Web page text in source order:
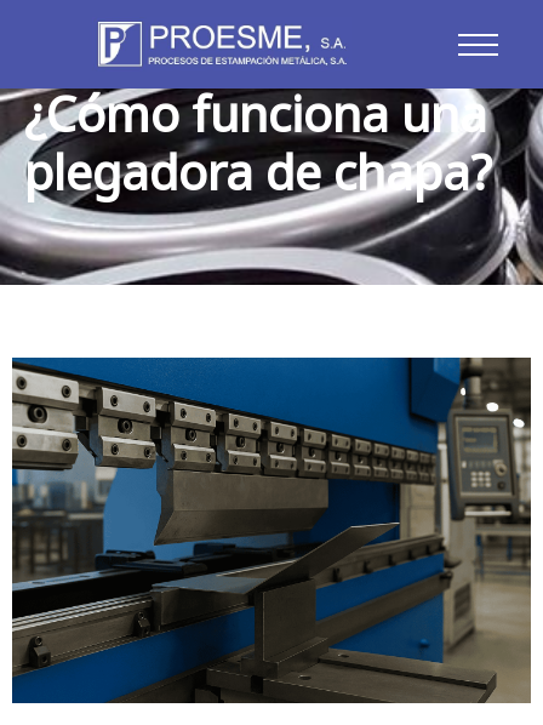
¿Cómo funciona una
plegadora de chapa?